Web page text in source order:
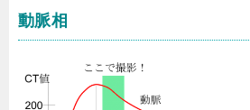
動脈相